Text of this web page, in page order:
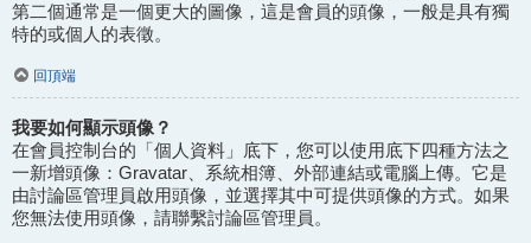
第二個通常是一個更大的圖像，這是會員的頭像，一般是具有獨
特的或個人的表徵。
回頂端
我要如何顯示頭像？
在會員控制台的「個人資料」底下，您可以使用底下四種方法之
一新增頭像：Gravatar、系統相簿、外部連結或電腦上傳。它是
由討論區管理員啟用頭像，並選擇其中可提供頭像的方式。如果
您無法使用頭像，請聯繫討論區管理員。